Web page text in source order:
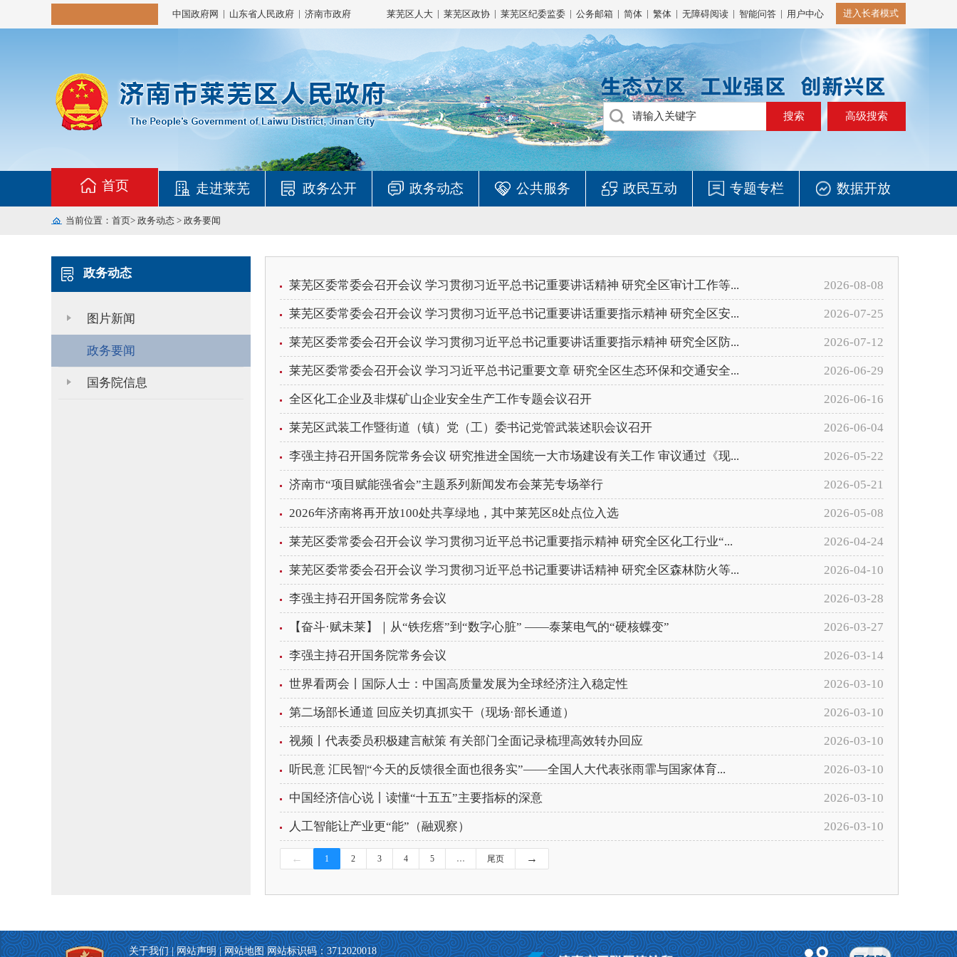
中国政府网 | 山东省人民政府 | 济南市政府 莱芜区人大 | 莱芜区政协 | 莱芜区纪委监委 | 公务邮箱 | 简体 | 繁体 | 无障碍阅读 | 智能问答 | 用户中心 进入长者模式
高级搜索
首页 走进莱芜 政务公开 政务动态 公共服务 政民互动 专题专栏 数据开放
当前位置： 首页> 政务动态 > 政务要闻
政务动态
图片新闻
政务要闻
国务院信息
莱芜区委常委会召开会议 学习贯彻习近平总书记重要讲话精神 研究全区审计工作等... 2026-08-08
莱芜区委常委会召开会议 学习贯彻习近平总书记重要讲话重要指示精神 研究全区安... 2026-07-25
莱芜区委常委会召开会议 学习贯彻习近平总书记重要讲话重要指示精神 研究全区防... 2026-07-12
莱芜区委常委会召开会议 学习习近平总书记重要文章 研究全区生态环保和交通安全... 2026-06-29
全区化工企业及非煤矿山企业安全生产工作专题会议召开 2026-06-16
莱芜区武装工作暨街道（镇）党（工）委书记党管武装述职会议召开 2026-06-04
李强主持召开国务院常务会议 研究推进全国统一大市场建设有关工作 审议通过《现... 2026-05-22
济南市“项目赋能强省会”主题系列新闻发布会莱芜专场举行 2026-05-21
2026年济南将再开放100处共享绿地，其中莱芜区8处点位入选 2026-05-08
莱芜区委常委会召开会议 学习贯彻习近平总书记重要指示精神 研究全区化工行业“... 2026-04-24
莱芜区委常委会召开会议 学习贯彻习近平总书记重要讲话精神 研究全区森林防火等... 2026-04-10
李强主持召开国务院常务会议 2026-03-28
【奋斗·赋未莱】｜从“铁疙瘩”到“数字心脏” ——泰莱电气的“硬核蝶变” 2026-03-27
李强主持召开国务院常务会议 2026-03-14
世界看两会丨国际人士：中国高质量发展为全球经济注入稳定性 2026-03-10
第二场部长通道 回应关切真抓实干（现场·部长通道） 2026-03-10
视频丨代表委员积极建言献策 有关部门全面记录梳理高效转办回应 2026-03-10
听民意 汇民智|“今天的反馈很全面也很务实”——全国人大代表张雨霏与国家体育... 2026-03-10
中国经济信心说丨读懂“十五五”主要指标的深意 2026-03-10
人工智能让产业更“能”（融观察） 2026-03-10
← 1 2 3 4 5 … 尾页 →
关于我们|网站声明|网站地图网站标识码：3712020018